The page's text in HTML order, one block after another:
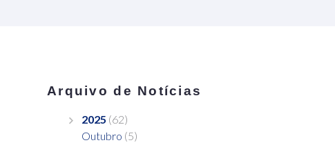
Arquivo de Notícias
2025 (62)
Outubro (5)